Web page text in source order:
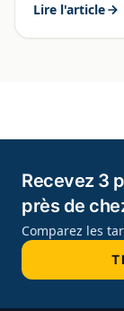
Lire l'article
Recevez 3
près de
Comparez les